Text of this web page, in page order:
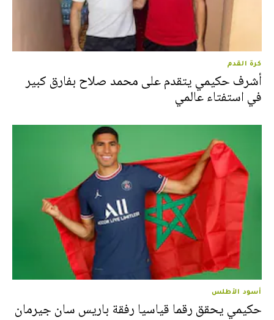
كرة القدم
أشرف حكيمي يتقدم على محمد صلاح بفارق كبير
في استفتاء عالمي
أسود الأطلس
حكيمي يحقق رقما قياسيا رفقة باريس سان جيرمان